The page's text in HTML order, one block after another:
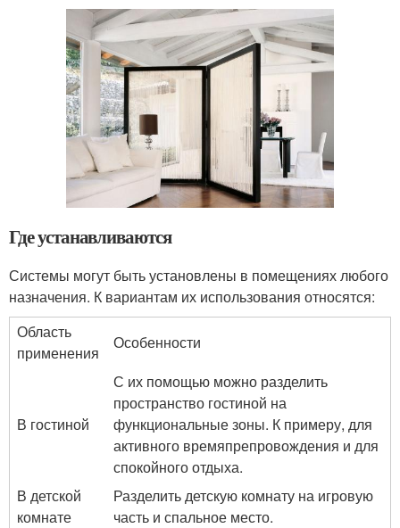
Где устанавливаются
Системы могут быть установлены в помещениях любого
назначения. К вариантам их использования относятся:
Область
применения
Особенности
В гостиной
С их помощью можно разделить
пространство гостиной на
функциональные зоны. К примеру, для
активного времяпрепровождения и для
спокойного отдыха.
В детской
комнате
Разделить детскую комнату на игровую
часть и спальное место.